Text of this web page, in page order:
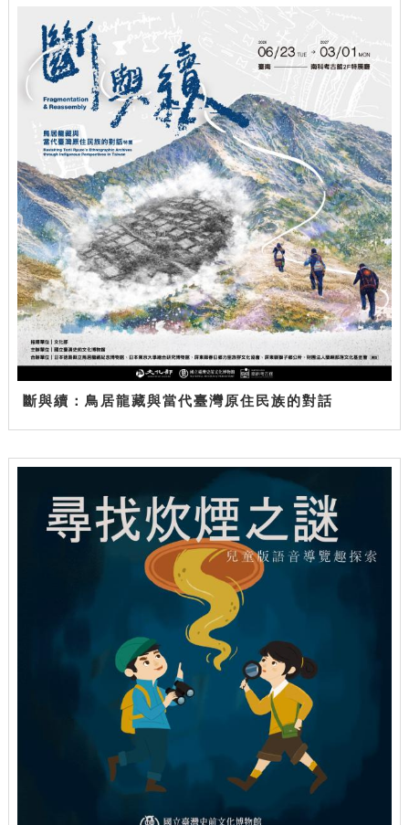
斷與續：鳥居龍藏與當代臺灣原住民族的對話